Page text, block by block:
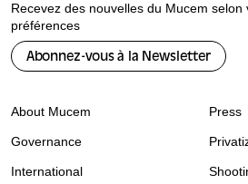
Recevez des nouvelles du Mucem selon
préférences
Abonnez-vous à la Newsletter
About Mucem
Governance
International
Press